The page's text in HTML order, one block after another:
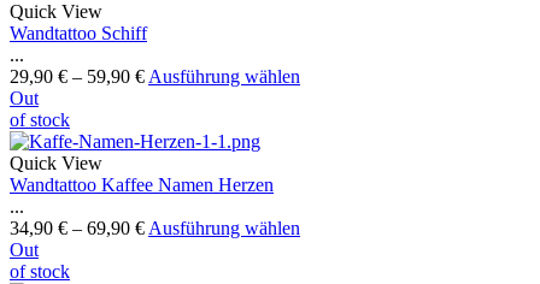
Quick View
Wandtattoo Schiff
...
29,90 € – 59,90 € Ausführung wählen
Out
of stock
Quick View
Wandtattoo Kaffee Namen Herzen
...
34,90 € – 69,90 € Ausführung wählen
Out
of stock